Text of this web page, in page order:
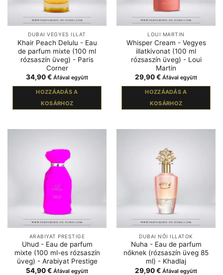
DUBAI VEGYES ILLAT
Khair Peach Delulu - Eau
de parfum mixte (100 ml
rózsaszín üveg) - Paris
Corner
34,90€ Áfával együtt
HOZZÁADÁS A
KOSÁRHOZ
LOUI MARTIN
Whisper Cream - Vegyes
illatkivonat (100 ml
rózsaszín üveg) - Loui
Martin
29,90€ Áfával együtt
HOZZÁADÁS A
KOSÁRHOZ
ARABIYAT PRESTIGE
Uhud - Eau de parfum
mixte (100 ml-es rózsaszín
üveg) - Arabiyat Prestige
54,90€ Áfával együtt
DUBAI NŐI ILLATOK
Nuha - Eau de parfum
nőknek (rózsaszín üveg 85
ml) - Khadlaj
29,90€ Áfával együtt